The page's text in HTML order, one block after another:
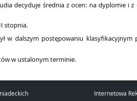
decyduje średnia z ocen: na dyplomie i
stopnia.
dalszym postępowaniu klasyfikacyjnym
w ustalonym terminie.
Internetowa